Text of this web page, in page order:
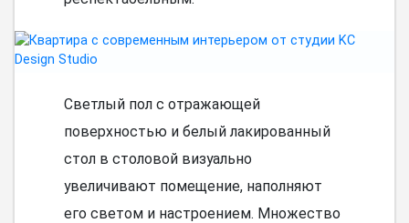
Светлый пол с отражающей
поверхностью и белый лакированный
стол в столовой визуально
увеличивают помещение, наполняют
его светом и настроением. Множество